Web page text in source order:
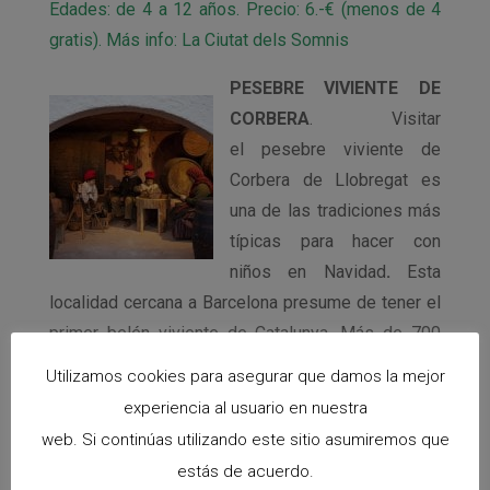
Edades: de 4 a 12 años. Precio: 6.-€ (menos de 4
gratis). Más info: La Ciutat dels Somnis
PESEBRE VIVIENTE DE
CORBERA. Visitar
el pesebre viviente de
Corbera de Llobregat es
una de las tradiciones más
típicas para hacer con
niños en Navidad. Esta
localidad cercana a Barcelona presume de tener el
primer belén viviente de Catalunya. Más de 700
Utilizamos cookies para asegurar que damos la mejor
experiencia al usuario en nuestra
web. Si continúas utilizando este sitio asumiremos que
estás de acuerdo.